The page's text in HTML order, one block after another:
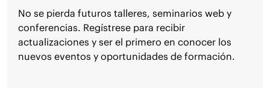
No se pierda futuros talleres, seminarios web y
conferencias. Regístrese para recibir
actualizaciones y ser el primero en conocer los
nuevos eventos y oportunidades de formación.